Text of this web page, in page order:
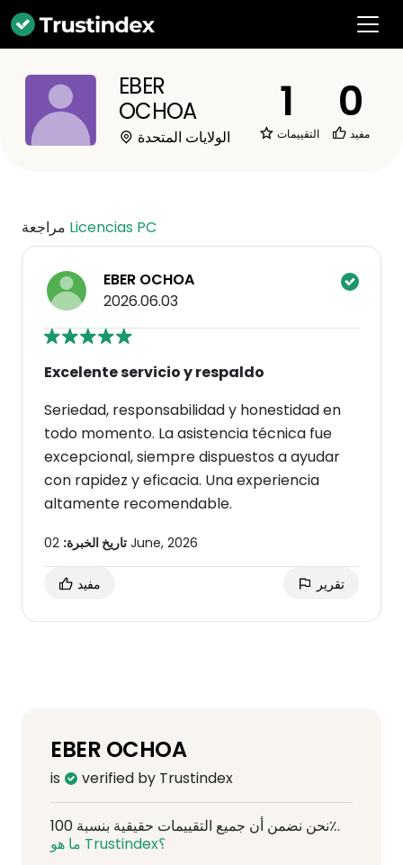
EBER
OCHOA
الولايات المتحدة
1
التقييمات
0
مفيد
Licencias PC
EBER OCHOA
2026.06.03
Excelente servicio y respaldo
Seriedad, responsabilidad y honestidad en
todo momento. La asistencia técnica fue
excepcional, siempre dispuestos a ayudar
con rapidez y eficacia. Una experiencia
altamente recomendable.
تاريخ الخبرة: 02 June, 2026
مفيد تقرير
EBER OCHOA
is verified by Trustindex
نحن نضمن أن جميع التقييمات حقيقية بنسبة 100٪.
ما هو Trustindex؟